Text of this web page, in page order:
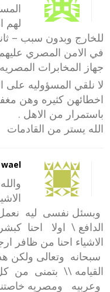
لهم
للخارج وبدون سبب –
في الامن المصري عليهم
جهاز المخابرات
لا نلقي المسؤوليه على
اخطائهن كثيره وهن
باستمرار من الاهل .
الله يستر من القادمات
wael
وبسئل نفسى ليه
الدافع \ اولا احنا
الاشياء احنا من ظافر
سبحانه وتعالى ولكن
القيامه \\ بتمنى من
وعربيه ومصريه